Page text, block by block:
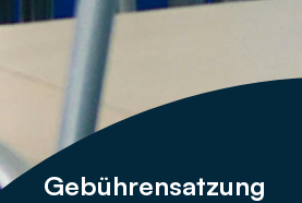
Gebührensatzung